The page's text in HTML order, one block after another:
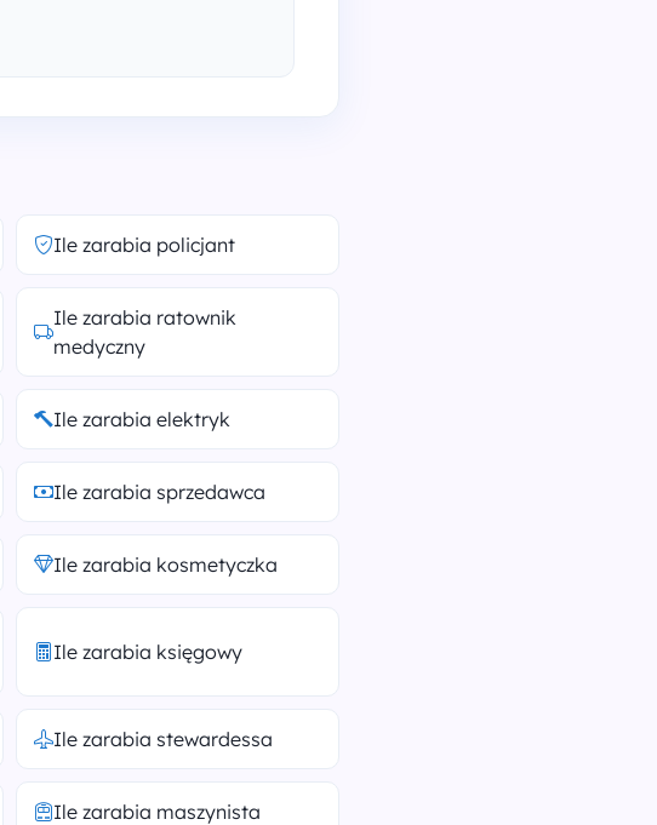
Ile zarabia policjant
Ile zarabia ratownik
medyczny
Ile zarabia elektryk
Ile zarabia sprzedawca
Ile zarabia kosmetyczka
Ile zarabia księgowy
Ile zarabia stewardessa
Ile zarabia maszynista